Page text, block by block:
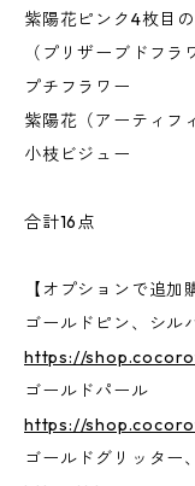
紫陽花ピンク4枚目
（プリザーブドフラ
プチフラワー
紫陽花（アーティフ
小枝ビジュー
合計16点
【オプションで追加
ゴールドピン、シル
https://
ゴールドパール
https://
ゴールドグリッター